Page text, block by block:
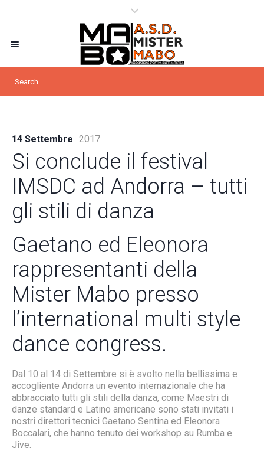
14 Settembre 2017
Si conclude il festival
IMSDC ad Andorra – tutti
gli stili di danza
Gaetano ed Eleonora
rappresentanti della
Mister Mabo presso
l’international multi style
dance congress.
Dal 10 al 14 di Settembre si è svolto nella bellissima e
accogliente Andorra un evento internazionale che ha
abbracciato tutti gli stili della danza, come Maestri di
danze standard e Latino americane sono stati invitati i
nostri direttori tecnici Gaetano Sentina ed Eleonora
Boccalari, che hanno tenuto dei workshop su Rumba e
Jive.